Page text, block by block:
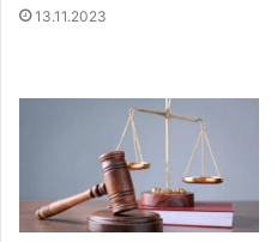
13.11.2023